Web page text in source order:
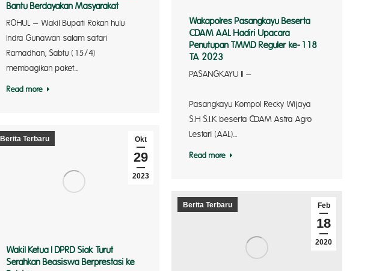
Bantu Berdayakan Masyarakat
ROHUL – Wakil Bupati Rokan hulu
Indra Gunawan salam safari
Ramadhan, Sabtu (15/4)
membagikan paket…
Read more
Wakapolres Pasangkayu Beserta
CDAM AAL Hadiri Upacara
Penutupan TMMD Reguler ke-118
TA 2023
PASANGKAYU lI –
Pasangkayu Kompol Recky Wijaya
S.H S.I.K beserta CDAM Astra Agro
Lestari (AAL)…
Read more
Okt
29
2023
Berita Terbaru
Wakil Ketua I DPRD Siak Turut
Serahkan Beasiswa Berprestasi ke
Feb
18
2020
Berita Terbaru